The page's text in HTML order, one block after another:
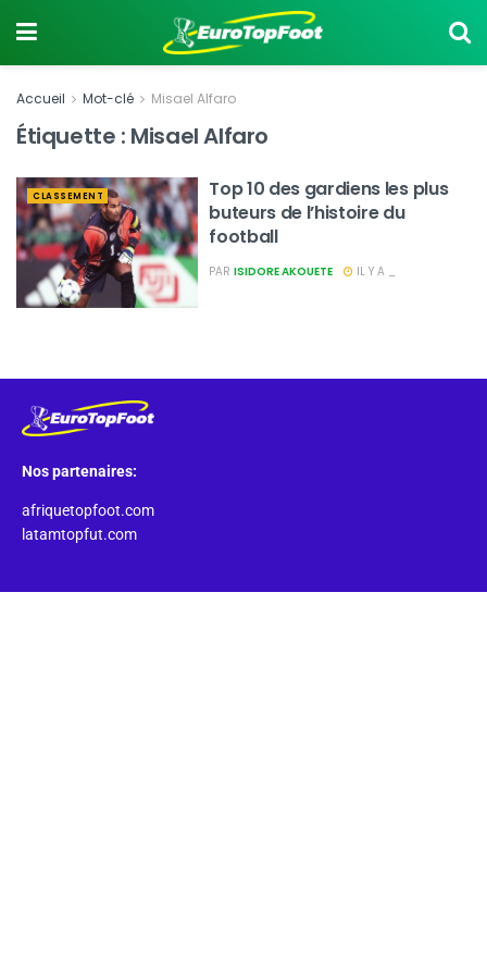
Accueil Mot-clé Misael Alfaro
Étiquette : Misael Alfaro
CLASSEMENT
Top 10 des gardiens les plus
buteurs de l’histoire du
football
PAR ISIDORE AKOUETE IL Y A _
Nos partenaires:
afriquetopfoot.com
latamtopfut.com